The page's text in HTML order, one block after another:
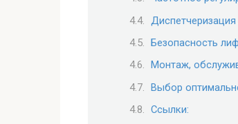
Безопасность
Монтаж,
Выбор
Ссылки: